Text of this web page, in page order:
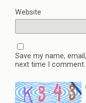
Website
Save my name,
next time I comment.